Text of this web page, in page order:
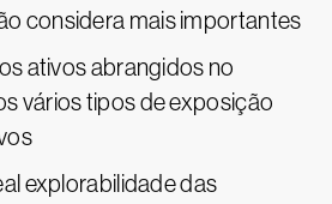
considera mais importantes
ativos abrangidos no
vários tipos de exposição
explorabilidade das